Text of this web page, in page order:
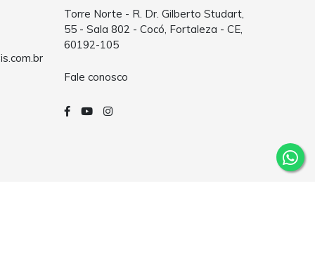
Torre Norte - R. Dr. Gilberto Studart,
55 - Sala 802 - Cocó, Fortaleza - CE,
60192-105
Fale conosco